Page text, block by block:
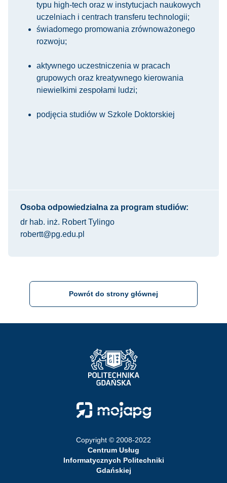
typu high-tech oraz w instytucjach naukowych
uczelniach i centrach transferu technologii;
świadomego promowania zrównoważonego
rozwoju;
aktywnego uczestniczenia w pracach
grupowych oraz kreatywnego kierowania
niewielkimi zespołami ludzi;
podjęcia studiów w Szkole Doktorskiej
Osoba odpowiedzialna za program studiów:
dr hab. inż. Robert Tylingo
robertt@pg.edu.pl
Powrót do strony głównej
Strona Główna - Politechnika Gdańska
Strona Główna - Moja PG
Copyright © 2008-2022
Centrum Usług
Informatycznych Politechniki
Gdańskiej